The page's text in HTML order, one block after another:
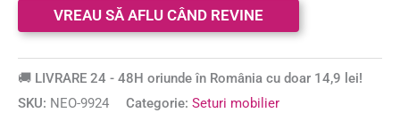
🚚 LIVRARE 24 - 48H oriunde în România cu doar 14,9 lei!
SKU: NEO-9924 Categorie: Seturi mobilier